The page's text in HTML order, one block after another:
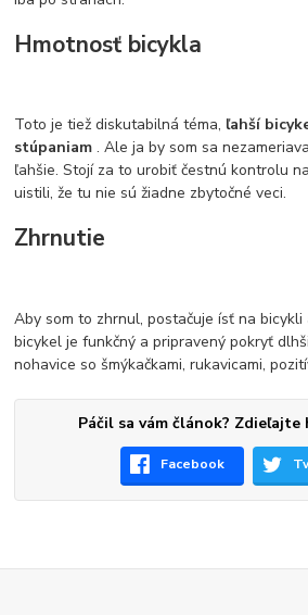
Hmotnosť bicykla
Toto je tiež diskutabilná téma, ľahší
stúpaniam. Ale ja by som sa
ľahšie. Stojí za to urobiť čestnú kontrolu
uistili, že tu nie sú žiadne zbytočné veci.
Zhrnutie
Aby som to zhrnul, postačuje ísť na bicykli
bicykel je funkčný a pripravený pokryť
nohavice so šmýkačkami, rukavicami,
Páčil sa vám článok?
Facebook